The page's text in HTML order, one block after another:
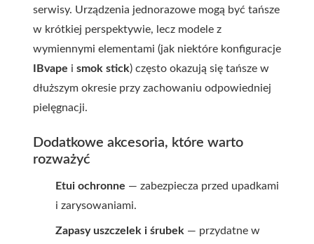
serwisy. Urządzenia jednorazowe mogą być tańsze
w krótkiej perspektywie, lecz modele z
wymiennymi elementami (jak niektóre konfiguracje
IBvape i smok stick) często okazują się tańsze w
dłuższym okresie przy zachowaniu odpowiedniej
pielęgnacji.
Dodatkowe akcesoria, które warto
rozważyć
Etui ochronne — zabezpiecza przed upadkami
i zarysowaniami.
Zapasy uszczelek i śrubek — przydatne w